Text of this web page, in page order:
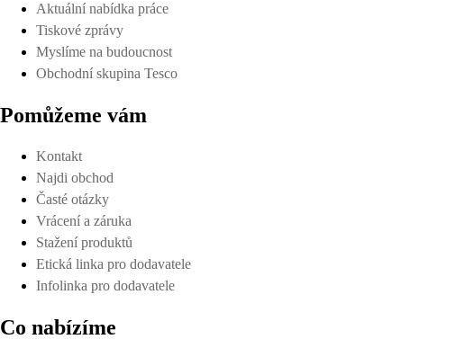
Aktuální nabídka práce
Tiskové zprávy
Myslíme na budoucnost
Obchodní skupina Tesco
Pomůžeme vám
Kontakt
Najdi obchod
Časté otázky
Vrácení a záruka
Stažení produktů
Etická linka pro dodavatele
Infolinka pro dodavatele
Co nabízíme